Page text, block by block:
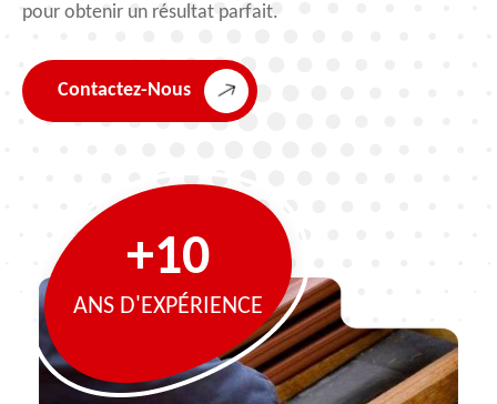
pour obtenir un résultat parfait.
Contactez-Nous
+10
ANS D'EXPÉRIENCE